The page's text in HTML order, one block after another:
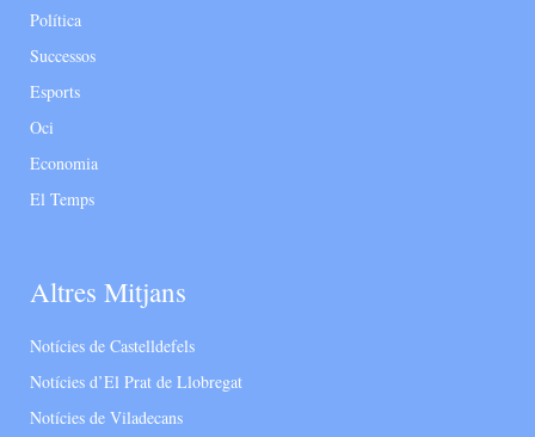
Política
Successos
Esports
Oci
Economia
El Temps
Altres Mitjans
Notícies de Castelldefels
Notícies d’El Prat de Llobregat
Notícies de Viladecans